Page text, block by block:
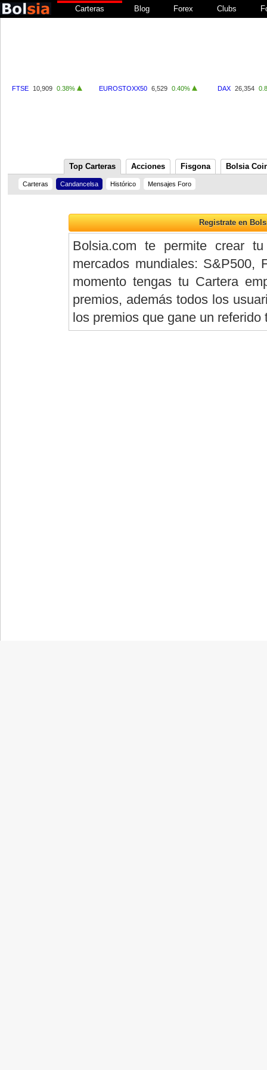
Carteras Blog Forex Clubs
FTSE 10,909 0.38% EUROSTOXX50 6,529 0.40% DAX 26,354
Top Carteras Acciones Fisgona Bolsia
Carteras Candancelsa Histórico Mensajes Foro
Bolsia.com te permite crear
mercados mundiales:
momento tengas tu Cartera
premios, además todos los
los premios que gane un